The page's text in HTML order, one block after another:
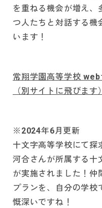
を重ねる機会が増え、
つ人たちと対話する機
います！
常翔学園高等学校
（別サイトに飛びます）
※2024年6月更新
十文字高等学校にて探
河合さんが所属する十
が実施されました！仲
プランを、自分の学校
慨深いですね！